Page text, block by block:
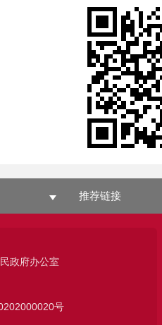
推荐链接
政府办公室
号